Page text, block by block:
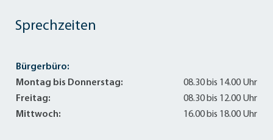
Sprechzeiten
Bürgerbüro:
Montag bis Donnerstag:
08.30 bis 14.00 Uhr
Freitag:
08.30 bis 12.00 Uhr
Mittwoch:
16.00 bis 18.00 Uhr